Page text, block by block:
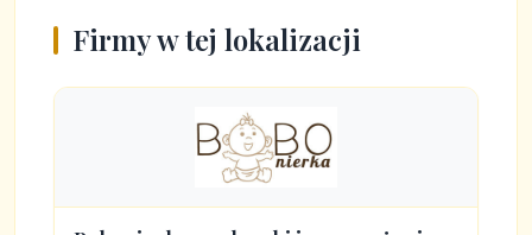
Firmy w tej lokalizacji